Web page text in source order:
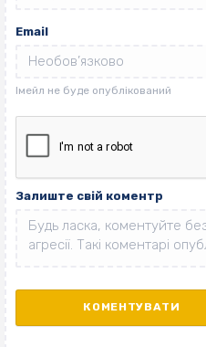
Email
Залиште свій коментр